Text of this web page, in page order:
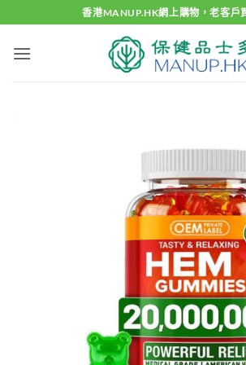
to
content
香港MANUP.HK網上購物，老客戶